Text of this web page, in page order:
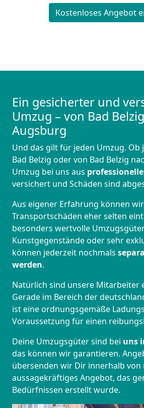
Kostenloses Angebot
Ein gesicherter und
Umzug – von Bad
Augsburg
Und das gilt für jeden Umzug. Ob
Bad Belzig oder von Bad Belzig
Umzug bei uns aus
versichert und Schäden sind
Aus eigener Erfahrung können
Transportschäden eher selten
besonders wertvolle
Kunstgegenstände oder sehr
können jederzeit nochmals
werden.
Natürlich sind unsere Mitarbeiter
Gerade im Bereich der
ist eine ordnungsgemäße
Voraussetzung für einen
Deine Umzugsgüter sind bei uns
das können wir garantieren.
übersenden wir Dir innerhalb
aussagekräftiges Angebot, das
Bedürfnissen erstellt wurde.